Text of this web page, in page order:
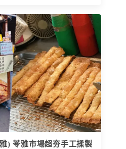
) 苓雅市場超夯手工揉製